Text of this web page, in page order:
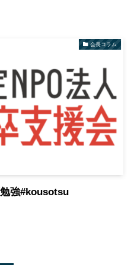
会長コラム
強#kousotsu